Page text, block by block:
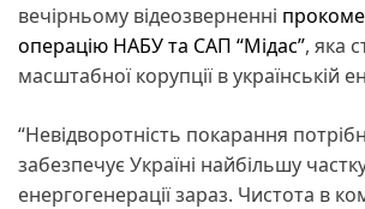
вечірньому відеозверненні
операцію НАБУ та САП “Мідас”, яка
масштабної корупції в українській
“Невідворотність покарання
забезпечує Україні найбільшу
енергогенерації зараз. Чистота в